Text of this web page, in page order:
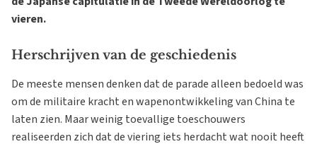
vieren.
Herschrijven van de geschiedenis
De meeste mensen denken dat de parade alleen bedoeld was
om de militaire kracht en wapenontwikkeling van China te
laten zien. Maar weinig toevallige toeschouwers
realiseerden zich dat de viering iets herdacht wat nooit heeft